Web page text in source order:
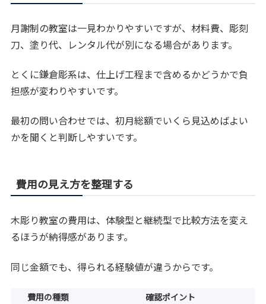
月謝制の教室は一見わかりやすいですが、材料費、彫刻
刀、塗り代、レンタル代が別になる場合があります。
とくに鎌倉彫系は、仕上げ工程まで含めるかどうかで負
担感が変わりやすいです。
最初の問い合わせでは、初月総額でいくら見込めばよい
かを聞くと判断しやすいです。
費用の見え方を整理する
木彫り教室の費用は、体験型と継続型で比較方法を変え
るほうが納得感があります。
同じ金額でも、得られる経験値が違うからです。
費用の種類 確認ポイント